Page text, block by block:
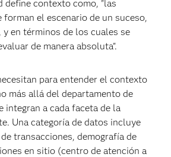
define contexto como, "las
el escenario de un suceso,
y en términos de los cuales se
de manera absoluta".
para entender el contexto
más allá del departamento de
integran a cada faceta de la
Una categoría de datos incluye
transacciones, demografía de
en sitio (centro de atención a